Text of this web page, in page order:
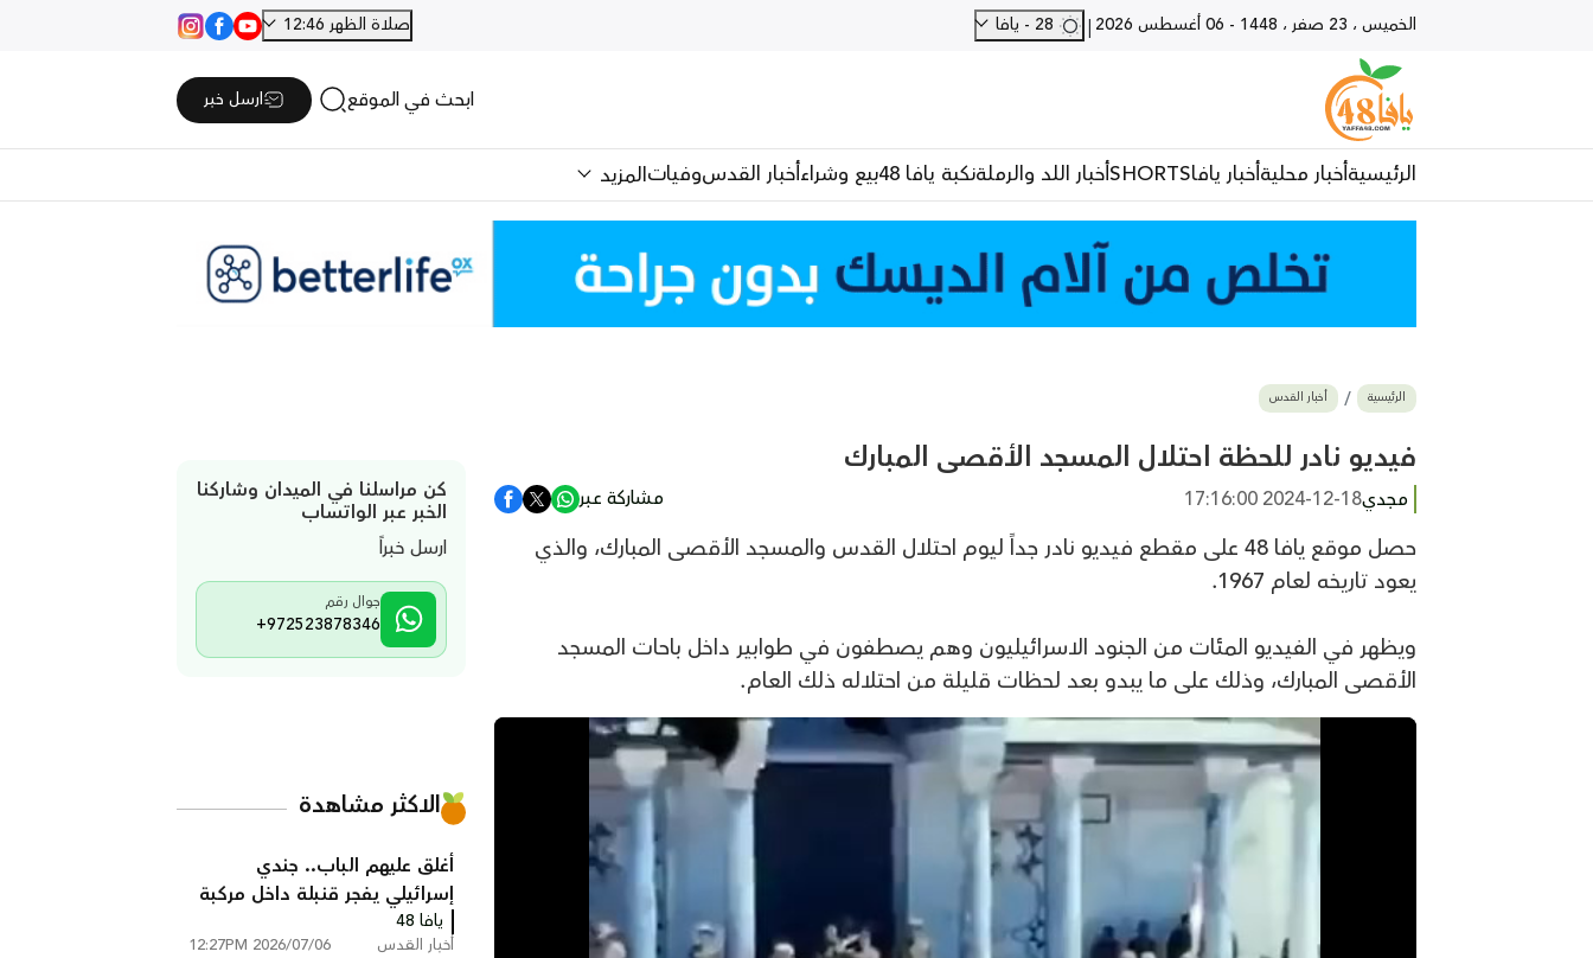
الخميس ، 23 صفر ، 1448 - 06 أغسطس 2026 | صلاة الظهر 12:46
ابحث في الموقع ارسل خبر
الرئيسيةأخبار محليةأخبار يافاSHORTSأخبار اللد والرملةنكبة يافا 48 بيع وشراءأخبار القدسوفياتالمزيد
الرئيسية أخبار القدس
فيديو نادر للحظة احتلال المسجد الأقصى المبارك
مجدي2024-12-18 17:16:00 مشاركة عبر
حصل موقع يافا 48 على مقطع فيديو نادر جداً ليوم احتلال القدس والمسجد الأقصى المبارك، والذي
يعود تاريخه لعام 1967.
ويظهر في الفيديو المئات من الجنود الاسرائيليون وهم يصطفون في طوابير داخل باحات المسجد
الأقصى المبارك، وذلك على ما يبدو بعد لحظات قليلة من احتلاله ذلك العام.
كن مراسلنا في الميدان وشاركنا
الخبر عبر الواتساب
ارسل خبراً
جوال رقم
+972523878346
الاكثر مشاهدة
أغلق عليهم الباب.. جندي
إسرائيلي يفجر قنبلة داخل مركبة
في القدس (شاهد)
يافا 48
أخبار القدس 2026/07/06 12:27PM